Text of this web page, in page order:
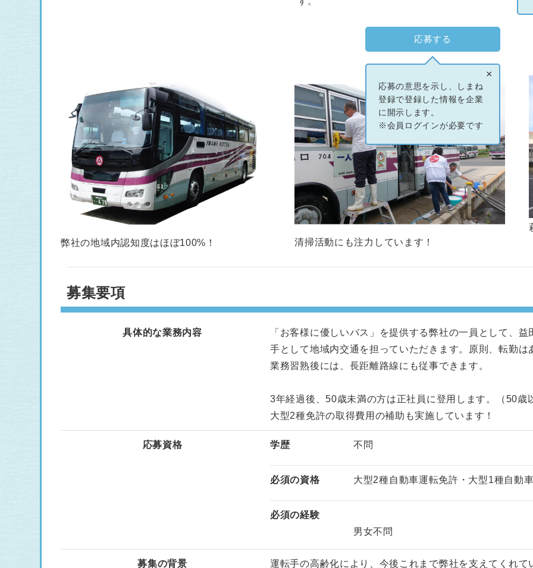
応募する
×
応募の意思を示し、しまね
登録で登録した情報を企業
に開示します。
※会員ログインが必要です
弊社の地域内認知度はほぼ100%！ 清掃活動にも注力しています！
募集要項
具体的な業務内容
「お客様に優しいバス」を提供する弊社の一員として、
手として地域内交通を担っていただきます。原則、転勤は
業務習熟後には、長距離路線にも従事できます。
3年経過後、50歳未満の方は正社員に登用します。（50歳
大型2種免許の取得費用の補助も実施しています！
応募資格 学歴 不問
必須の資格 大型2種自動車運転免許・大型1種自動
必須の経験
男女不問
募集の背景
運転手の高齢化により、今後これまで弊社を支えてくれ